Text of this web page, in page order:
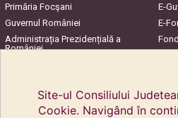
Primăria Focşani
E-
Guvernul României
E-
Administrația Prezidențială a
României
Site-ul Consiliului
Cookie. Navigând în